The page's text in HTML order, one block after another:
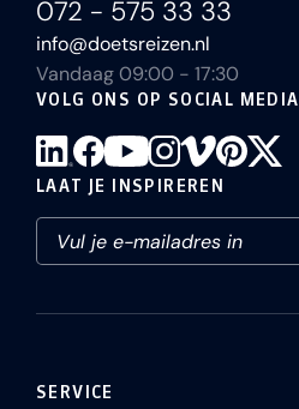
072 - 575 33 33
info@doetsreizen.nl
Vandaag 09:00 - 17:30
VOLG ONS OP SOCIAL MEDIA
LAAT JE INSPIREREN
SERVICE